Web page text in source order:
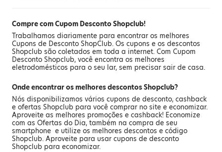
Compre com Cupom Desconto Shopclub!
Trabalhamos diariamente para encontrar os melhores
Cupons de Desconto ShopClub. Os cupons e os descontos
Shopclub são coletados em toda a internet. Com Cupom
Desconto Shopclub, você encontra os melhores
eletrodomésticos para o seu lar, sem precisar sair de casa.
Onde encontrar os melhores descontos Shopclub?
Nós disponibilizamos vários cupons de desconto, cashback
e ofertas Shopclub para você comprar no site e economizar.
Aproveite as melhores promoções e cashback! Economize
com as Ofertas do Dia, também na compra de seu
smartphone e utilize os melhores descontos e código
Shopclub. Aproveite para usar cupons de desconto
Shopclub para economizar.